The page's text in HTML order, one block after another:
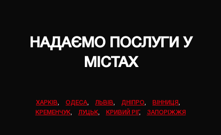
НАДАЄМО ПОСЛУГИ У
МІСТАХ
ХАРКІВ, ОДЕСА, ЛЬВІВ, ДНІПРО, ВІННИЦЯ ,
КРЕМЕНЧУК, ЛУЦЬК, КРИВИЙ РІГ, ЗАПОРІЖЖЯ